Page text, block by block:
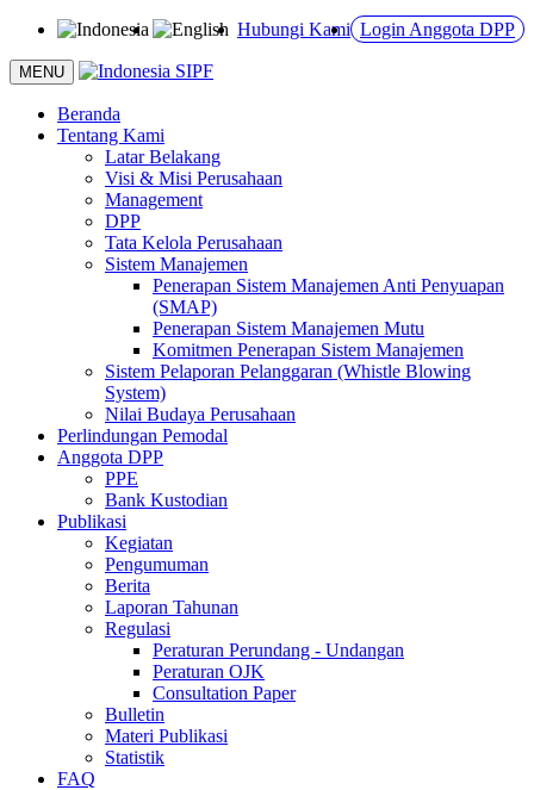
Hubungi Kami Login Anggota DPP
MENU
Beranda
Tentang Kami
Latar Belakang
Visi & Misi Perusahaan
Management
DPP
Tata Kelola Perusahaan
Sistem Manajemen
Penerapan Sistem Manajemen Anti Penyuapan
(SMAP)
Penerapan Sistem Manajemen Mutu
Komitmen Penerapan Sistem Manajemen
Sistem Pelaporan Pelanggaran (Whistle Blowing
System)
Nilai Budaya Perusahaan
Perlindungan Pemodal
Anggota DPP
PPE
Bank Kustodian
Publikasi
Kegiatan
Pengumuman
Berita
Laporan Tahunan
Regulasi
Peraturan Perundang - Undangan
Peraturan OJK
Consultation Paper
Bulletin
Materi Publikasi
Statistik
FAQ